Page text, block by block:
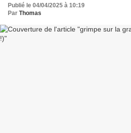
Publié le 04/04/2025 à 10:19
Par Thomas